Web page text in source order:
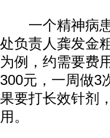
一个精神病患
处负责人龚发金
为例，约需要费
300元，一周做3
果要打长效针剂
用。